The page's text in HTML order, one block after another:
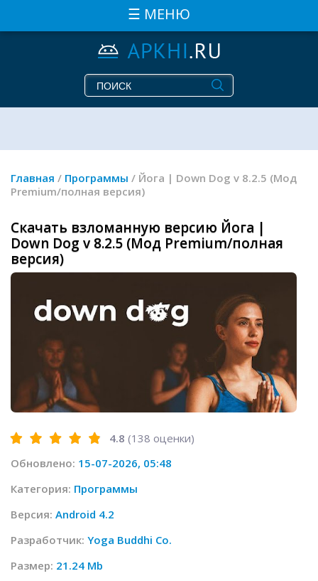
☰ МЕНЮ
Главная / Программы / Йога | Down Dog v 8.2.5 (Мод
Premium/полная версия)
Скачать взломанную версию Йога |
Down Dog v 8.2.5 (Мод Premium/полная
версия)
4.8 (138 оценки)
Обновлено: 15-07-2026, 05:48
Категория: Программы
Версия: Android 4.2
Разработчик: Yoga Buddhi Co.
Размер: 21.24 Mb